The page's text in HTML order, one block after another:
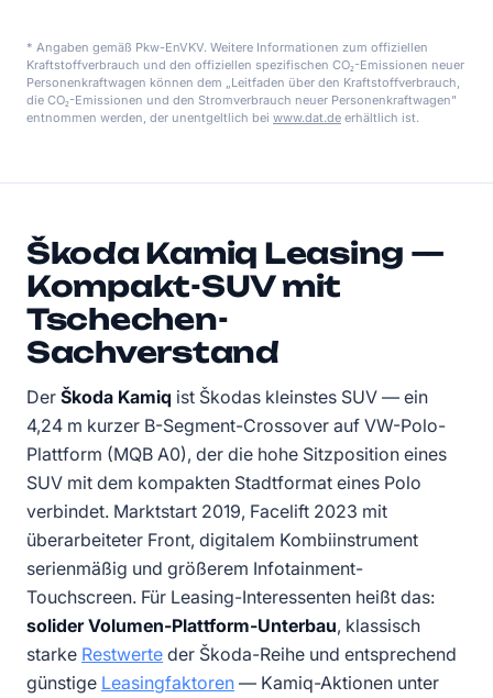
* Angaben gemäß Pkw-EnVKV. Weitere Informationen zum offiziellen
Kraftstoffverbrauch und den offiziellen spezifischen CO₂-Emissionen neuer
Personenkraftwagen können dem „Leitfaden über den Kraftstoffverbrauch,
die CO₂-Emissionen und den Stromverbrauch neuer Personenkraftwagen"
entnommen werden, der unentgeltlich bei www.dat.de erhältlich ist.
Škoda Kamiq Leasing —
Kompakt-SUV mit
Tschechen-
Sachverstand
Der Škoda Kamiq ist Škodas kleinstes SUV — ein
4,24 m kurzer B-Segment-Crossover auf VW-Polo-
Plattform (MQB A0), der die hohe Sitzposition eines
SUV mit dem kompakten Stadtformat eines Polo
verbindet. Marktstart 2019, Facelift 2023 mit
überarbeiteter Front, digitalem Kombiinstrument
serienmäßig und größerem Infotainment-
Touchscreen. Für Leasing-Interessenten heißt das:
solider Volumen-Plattform-Unterbau, klassisch
starke Restwerte der Škoda-Reihe und entsprechend
günstige Leasingfaktoren — Kamiq-Aktionen unter